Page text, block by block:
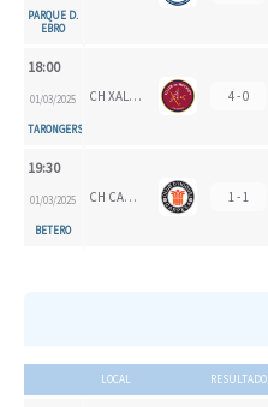
PARQUE D.
EBRO
18:00
01/03/2025
TARONGERS
CH XALOC 4 - 0
19:30
01/03/2025
BETERO
CH CARPESA 1 - 1
LOCAL RESULTADO